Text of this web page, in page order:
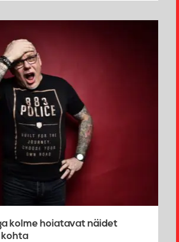
kolme hoiatavat näidet
kohta